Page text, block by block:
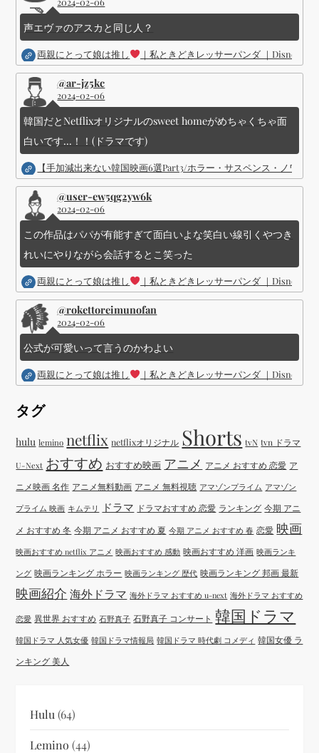
声エヴァのアスカと同じ人？
両親にとって娘は推し ｜私ときどきレッサーパンダ ｜Disney (
@ar-jz5kc
2024-02-06
韓国だとNetflixオリジナルのsweet homeがめちゃくちゃ面
白いです...！！(ドラマです)
【手加減出来ない韓国映画6選Part3/ホラー・サスペンス・ノワー
@user-ew5qg2yw6k
2024-02-06
この作品はパパが有能すぎて面白いよな笑白い線引くやつき
れいにやりながら会話するとこ笑った
両親にとって娘は推し ｜私ときどきレッサーパンダ ｜Disney (
@rokettoreimunofan
2024-02-06
公式が可愛いって言うのかわよい
両親にとって娘は推し ｜私ときどきレッサーパンダ ｜Disney (
タグ
hulu lemino netflix netflixオリジナル Shorts tvN tvn ドラマ
U-Next おすすめ おすすめ映画 アニメ アニメ おすすめ 恋愛 ア
ニメ映画 名作 アニメ無料動画 アニメ 無料視聴 アマゾンプライム アマゾン
プライム 映画 キムテリ ドラマ ドラマおすすめ 恋愛 ランキング 今期 アニ
メ おすすめ 冬 今期 アニメ おすすめ 夏 今期 アニメ おすすめ 春 恋愛 映画
映画おすすめ netflix アニメ 映画おすすめ 感動 映画おすすめ 洋画 映画ランキ
ング 映画ランキング ホラー 映画ランキング 歴代 映画ランキング 邦画 最新
映画紹介 海外ドラマ 海外ドラマ おすすめ u-next 海外ドラマ おすすめ
恋愛 異世界 おすすめ 石野真子 石野真子 コンサート 韓国ドラマ
韓国ドラマ 人気女優 韓国ドラマ情報局 韓国ドラマ 時代劇 コメディ 韓国女優 ラ
ンキング 美人
Hulu (64)
Lemino (44)